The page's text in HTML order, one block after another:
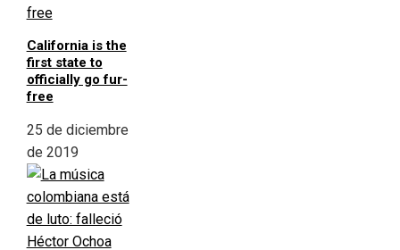
California is the
first state to
officially go fur-
free
25 de diciembre
de 2019